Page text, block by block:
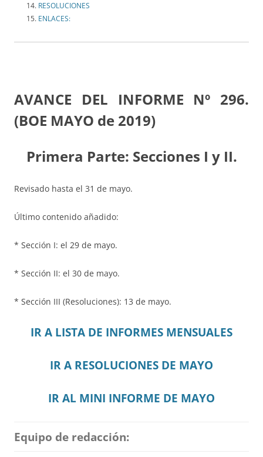
RESOLUCIONES
ENLACES:
AVANCE DEL INFORME Nº 296.
(BOE MAYO de 2019)
Primera Parte: Secciones I y II.
Revisado hasta el 31 de mayo.
Último contenido añadido:
* Sección I: el 29 de mayo.
* Sección II: el 30 de mayo.
* Sección III (Resoluciones): 13 de mayo.
IR A LISTA DE INFORMES MENSUALES
IR A RESOLUCIONES DE MAYO
IR AL MINI INFORME DE MAYO
Equipo de redacción: